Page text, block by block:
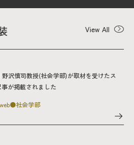
View All
沢慎司教授(社会学部)が取材を受けたス
が掲載されました
web 社会学部